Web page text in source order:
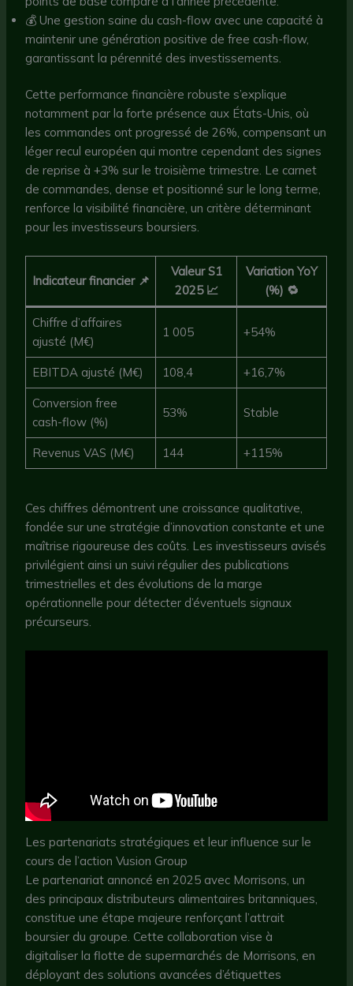
💰 Une gestion saine du cash-flow avec une capacité à
maintenir une génération positive de free cash-flow,
garantissant la pérennité des investissements.
Cette performance financière robuste s’explique
notamment par la forte présence aux États-Unis, où
les commandes ont progressé de 26%, compensant un
léger recul européen qui montre cependant des signes
de reprise à +3% sur le troisième trimestre. Le carnet
de commandes, dense et positionné sur le long terme,
renforce la visibilité financière, un critère déterminant
pour les investisseurs boursiers.
Indicateur financier 📌
Valeur S1
2025 📈
Variation YoY
(%) 🔁
Chiffre d’affaires
ajusté (M€)
1 005 +54%
EBITDA ajusté (M€) 108,4 +16,7%
Conversion free
cash-flow (%)
53% Stable
Revenus VAS (M€) 144 +115%
Ces chiffres démontrent une croissance qualitative,
fondée sur une stratégie d’innovation constante et une
maîtrise rigoureuse des coûts. Les investisseurs avisés
privilégient ainsi un suivi régulier des publications
trimestrielles et des évolutions de la marge
opérationnelle pour détecter d’éventuels signaux
précurseurs.
Les partenariats stratégiques et leur influence sur le
cours de l’action Vusion Group
Le partenariat annoncé en 2025 avec Morrisons, un
des principaux distributeurs alimentaires britanniques,
constitue une étape majeure renforçant l’attrait
boursier du groupe. Cette collaboration vise à
digitaliser la flotte de supermarchés de Morrisons, en
déployant des solutions avancées d’étiquettes